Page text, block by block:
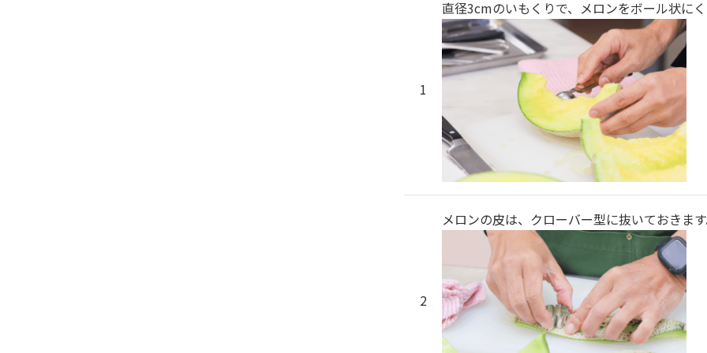
直径3cmのいもくりで、メロンをボール状にく
メロンの皮は、クローバー型に抜いておきます